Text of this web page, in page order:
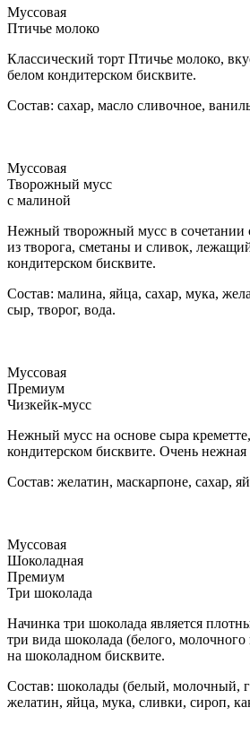
Муссовая
Птичье молоко
Классический торт Птичье молоко,
белом кондитерском бисквите.
Состав: сахар, масло сливочное,
Муссовая
Творожный мусс
с малиной
Нежный творожный мусс в сочетании
из творога, сметаны и сливок,
кондитерском бисквите.
Состав: малина, яйца, сахар, мука,
сыр, творог, вода.
Муссовая
Премиум
Чизкейк-мусс
Нежный мусс на основе сыра
кондитерском бисквите. Очень нежная
Состав: желатин, маскарпоне, сахар,
Муссовая
Шоколадная
Премиум
Три шоколада
Начинка три шоколада является
три вида шоколада (белого,
на шоколадном бисквите.
Состав: шоколады (белый, молочный,
желатин, яйца, мука, сливки, сироп,